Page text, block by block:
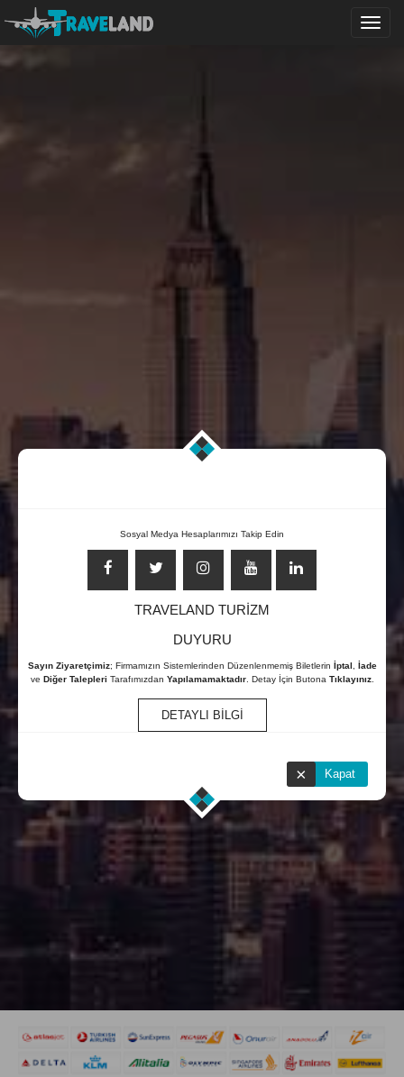
0850 304 03 58
Kapat
×
Sosyal Medya Hesaplarımızı Takip Edin
TRAVELAND TURİZM
DUYURU
Sayın Ziyaretçimiz; Firmamızın Sistemlerinden Düzenlenmemiş Biletlerin İptal, İade
ve Diğer Talepleri Tarafımızdan Yapılamamaktadır. Detay İçin Butona Tıklayınız.
DETAYLI BİLGİ